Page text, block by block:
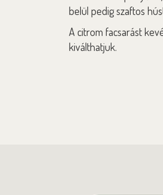
belül pedig szaftos
A citrom facsarást
kiválthatjuk.